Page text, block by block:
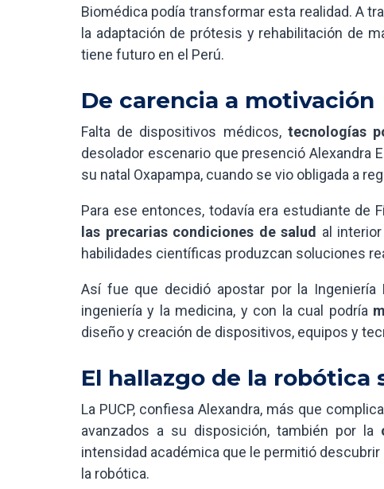
Biomédica podía transformar esta realidad. A
la adaptación de prótesis y rehabilitación de
tiene futuro en el Perú.
De carencia a motivación
Falta de dispositivos médicos, tecnologías
desolador escenario que presenció Alexandra
su natal Oxapampa, cuando se vio obligada a
Para ese entonces, todavía era estudiante de
las precarias condiciones de salud al
habilidades científicas produzcan soluciones
Así fue que decidió apostar por la
ingeniería y la medicina, y con la cual podría
diseño y creación de dispositivos, equipos y
El hallazgo de la robótica
La PUCP, confiesa Alexandra, más que
avanzados a su disposición, también por la
intensidad académica que le permitió
la robótica.